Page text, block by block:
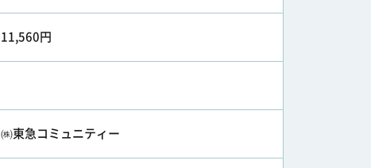
11,560円
㈱東急コミュニティー